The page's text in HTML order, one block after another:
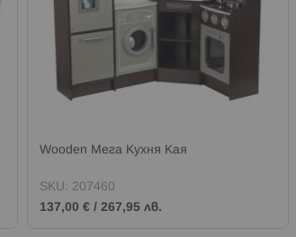
Wooden Мега Кухня Кая
SKU: 207460
137,00 € / 267,95 лв.